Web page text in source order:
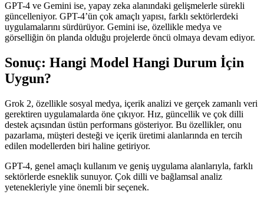
GPT-4 ve Gemini ise, yapay zeka alanındaki gelişmelerle sürekli
güncelleniyor. GPT-4’ün çok amaçlı yapısı, farklı sektörlerdeki
uygulamalarını sürdürüyor. Gemini ise, özellikle medya ve
görselliğin ön planda olduğu projelerde öncü olmaya devam ediyor.
Sonuç: Hangi Model Hangi Durum İçin
Uygun?
Grok 2, özellikle sosyal medya, içerik analizi ve gerçek zamanlı veri
gerektiren uygulamalarda öne çıkıyor. Hız, güncellik ve çok dilli
destek açısından üstün performans gösteriyor. Bu özellikler, onu
pazarlama, müşteri desteği ve içerik üretimi alanlarında en tercih
edilen modellerden biri haline getiriyor.
GPT-4, genel amaçlı kullanım ve geniş uygulama alanlarıyla, farklı
sektörlerde esneklik sunuyor. Çok dilli ve bağlamsal analiz
yetenekleriyle yine önemli bir seçenek.